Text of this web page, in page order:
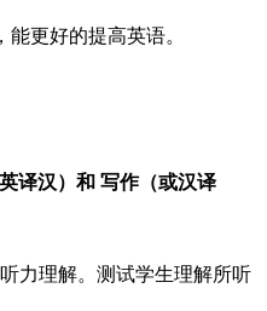
更好的提高英语。
译汉）和 写作（或汉译
力理解。测试学生理解所听